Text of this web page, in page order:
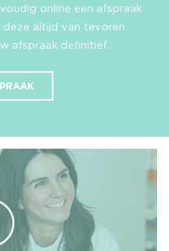
online een afspraak
deze altijd van tevoren
afspraak definitief.